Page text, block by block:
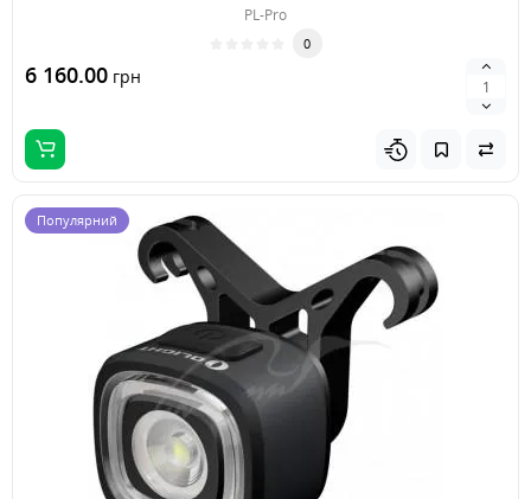
PL-Pro
0
6 160.00 грн
Популярний